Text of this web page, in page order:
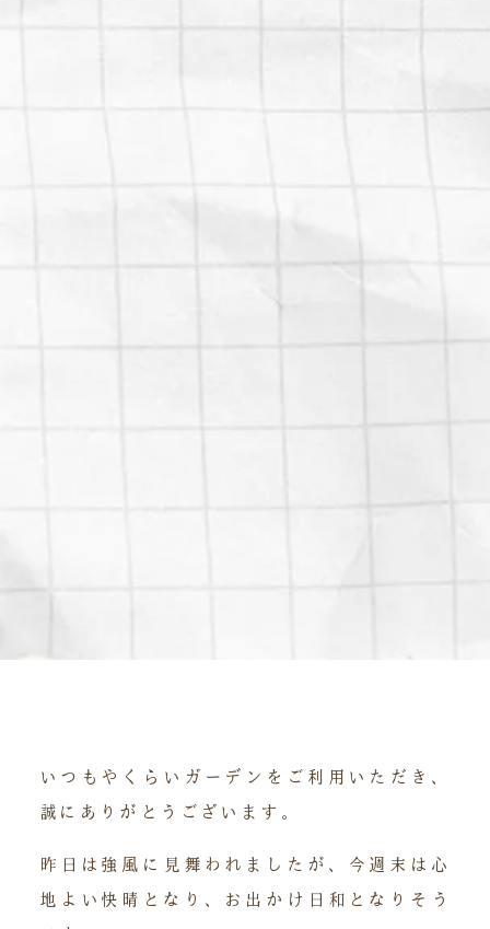
いつもやくらいガーデンをご利用いただき、
誠にありがとうございます。
昨日は強風に見舞われましたが、今週末は心
地よい快晴となり、お出かけ日和となりそう